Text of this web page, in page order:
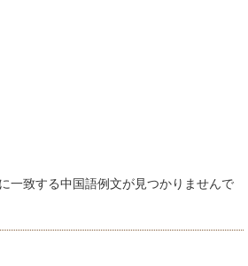
一致する中国語例文が見つかりませんで